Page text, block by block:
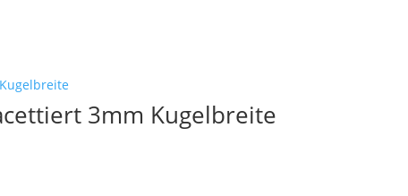
3mm Kugelbreite